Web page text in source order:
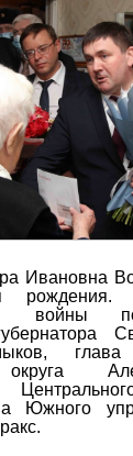
Ивановна
войны
глава
округа
Южного